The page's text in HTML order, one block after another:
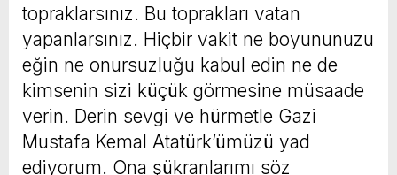
topraklarsınız. Bu toprakları vatan
yapanlarsınız. Hiçbir vakit ne boyununuzu
eğin ne onursuzluğu kabul edin ne de
kimsenin sizi küçük görmesine müsaade
verin. Derin sevgi ve hürmetle Gazi
Mustafa Kemal Atatürk’ümüzü yad
ediyorum. Ona şükranlarımı söz